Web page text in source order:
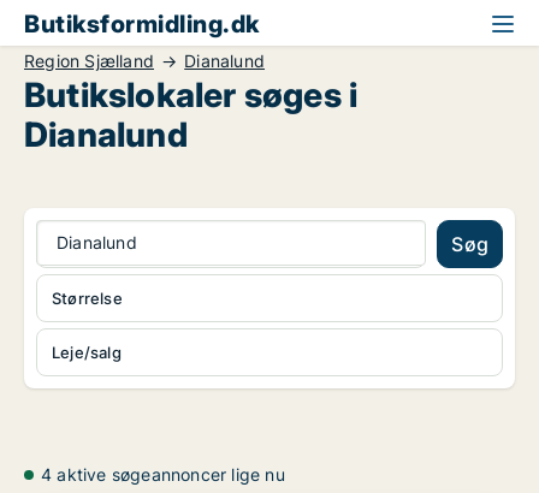
Butiksformidling.dk
Region Sjælland Dianalund
Butikslokaler søges i
Dianalund
Dianalund Søg
Leje/salg
Størrelse
4 aktive søgeannoncer lige nu